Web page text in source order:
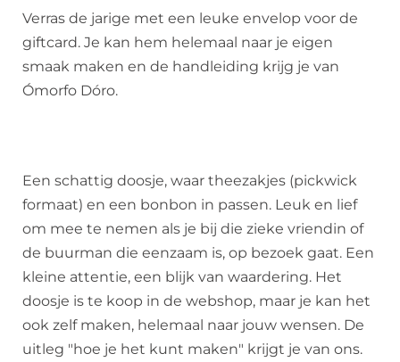
Verras de jarige met een leuke envelop voor de
giftcard. Je kan hem helemaal naar je eigen
smaak maken en de handleiding krijg je van
Ómorfo Dóro.
Een schattig doosje, waar theezakjes (pickwick
formaat) en een bonbon in passen. Leuk en lief
om mee te nemen als je bij die zieke vriendin of
de buurman die eenzaam is, op bezoek gaat. Een
kleine attentie, een blijk van waardering. Het
doosje is te koop in de webshop, maar je kan het
ook zelf maken, helemaal naar jouw wensen. De
uitleg "hoe je het kunt maken" krijgt je van ons.